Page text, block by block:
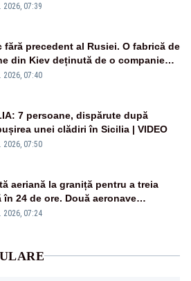
iar nopțile devin tropicale
2026, 07:39
fără precedent al Rusiei. O fabrică de
din Kiev deținută de o companie
distrusă de o rachetă
2026, 07:40
7 persoane, dispărute după
unei clădiri în Sicilia | VIDEO
2026, 07:50
aeriană la graniță pentru a treia
în 24 de ore. Două aeronave
britanice au fost ridicate de la
2026, 07:24